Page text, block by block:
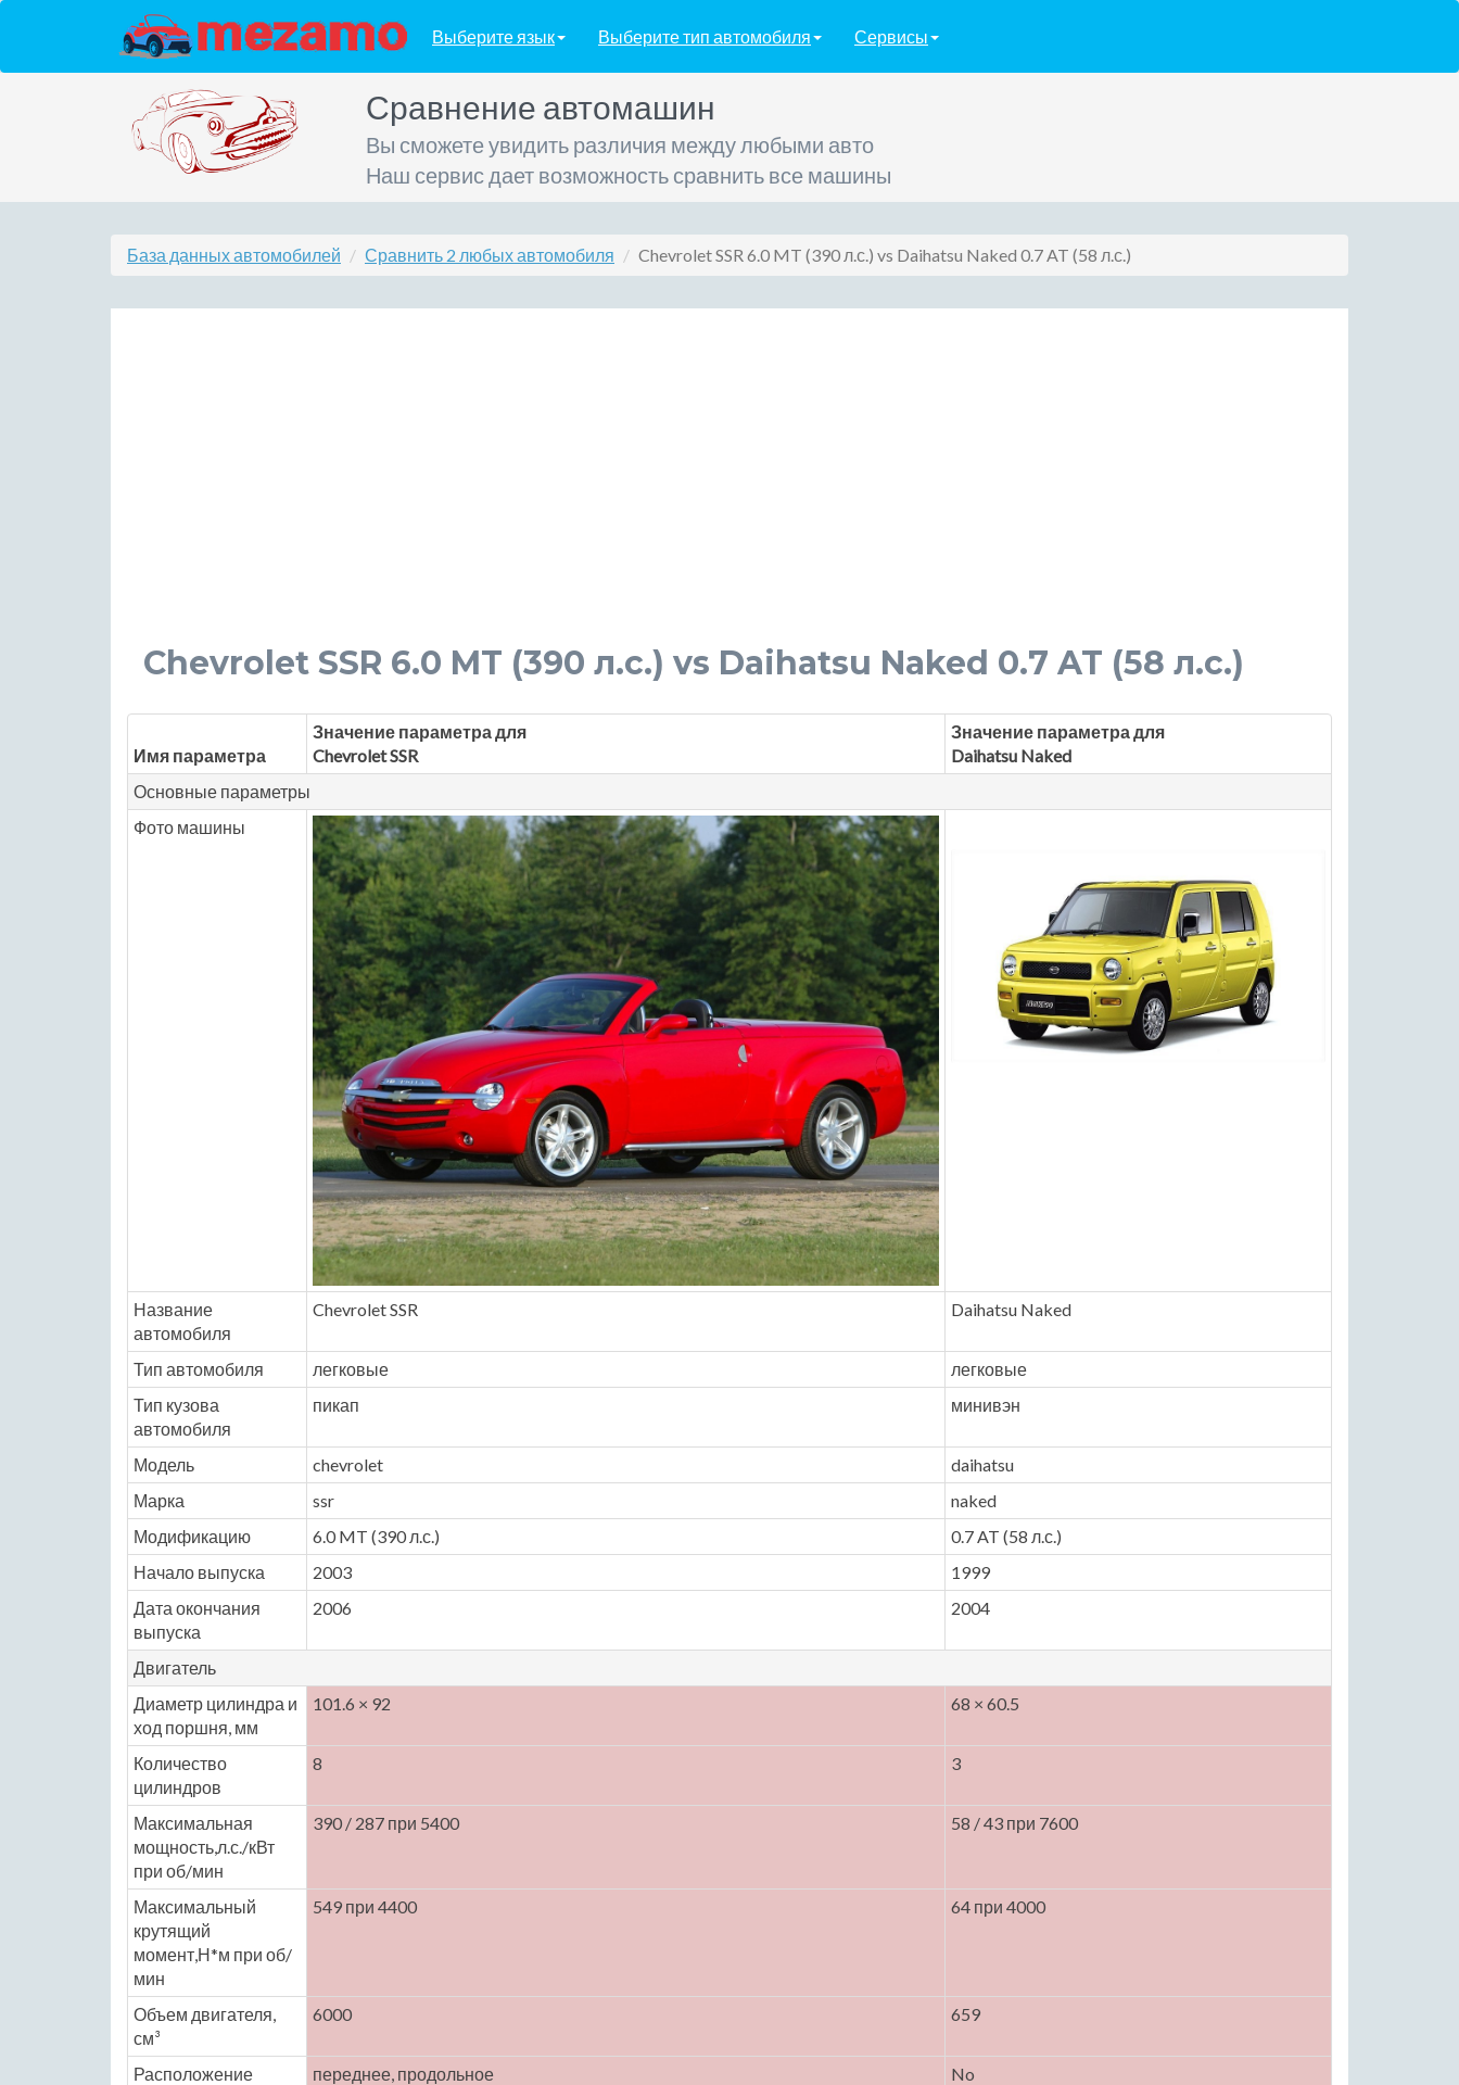
Выберите язык Выберите тип автомобиля Сервисы
Сравнение автомашин
Вы сможете увидить различия между любыми авто
Наш сервис дает возможность сравнить все машины
База данных автомобилей Сравнить 2 любых автомобиля Chevrolet SSR 6.0 MT (390 л.с.) vs Daihatsu Naked 0.7 AT (58 л.с.)
Chevrolet SSR 6.0 MT (390 л.с.) vs Daihatsu Naked 0.7 AT (58 л.с.)
Имя параметра
Значение параметра для
Chevrolet SSR
Значение параметра для
Daihatsu Naked
Основные параметры
Фото машины
Название
автомобиля
Chevrolet SSR Daihatsu Naked
Тип автомобиля легковые
легковые
Тип кузова
автомобиля
пикап минивэн
Модель chevrolet
daihatsu
Марка
ssr
naked
Модификацию
6.0 MT (390 л.с.)
0.7 AT (58 л.с.)
Начало выпуска
2003
1999
Дата окончания
выпуска
2006 2004
Двигатель
Диаметр цилиндра и
ход поршня, мм
101.6 × 92 68 × 60.5
Количество
цилиндров
8 3
Максимальная
мощность,л.с./кВт
при об/мин
390 / 287 при 5400 58 / 43 при 7600
Максимальный
крутящий
момент,Н*м при об/
мин
549 при 4400 64 при 4000
Объем двигателя,
см³
6000 659
Расположение
переднее, продольное No